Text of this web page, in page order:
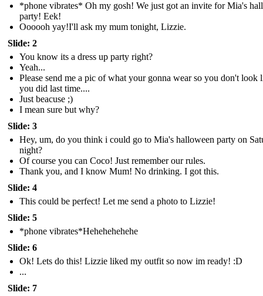
*phone vibrates* Oh my gosh! We just got an invite for Mia's
party! Eek!
Oooooh yay!I'll ask my mum tonight, Lizzie.
Slide: 2
You know its a dress up party right?
Yeah...
Please send me a pic of what your gonna wear so you don't look
you did last time....
Just beacuse ;)
I mean sure but why?
Slide: 3
Hey, um, do you think i could go to Mia's halloween party on
night?
Of course you can Coco! Just remember our rules.
Thank you, and I know Mum! No drinking. I got this.
Slide: 4
This could be perfect! Let me send a photo to Lizzie!
Slide: 5
*phone vibrates*Hehehehehehe
Slide: 6
Ok! Lets do this! Lizzie liked my outfit so now im ready! :D
...
Slide: 7